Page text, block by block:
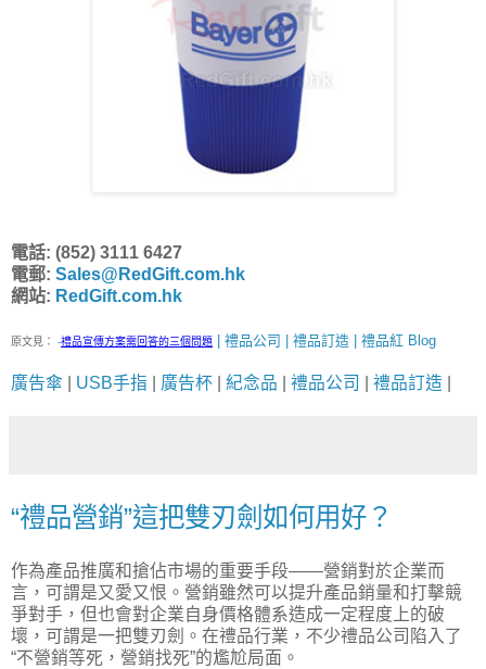
電話: (852) 3111 6427
電郵: Sales@RedGift.com.hk
網站: RedGift.com.hk
原文見： -禮品宣傳方案需回答的三個問題 | 禮品公司 | 禮品訂造 | 禮品紅 Blog
廣告傘 USB手指 廣告杯 紀念品 禮品公司 禮品訂造
“禮品營銷”這把雙刃劍如何用好？
作為產品推廣和搶佔市場的重要手段——營銷對於企業而
言，可謂是又愛又恨。營銷雖然可以提升產品銷量和打擊競
爭對手，但也會對企業自身價格體系造成一定程度上的破
壞，可謂是一把雙刃劍。在禮品行業，不少禮品公司陷入了
“不營銷等死，營銷找死”的尷尬局面。